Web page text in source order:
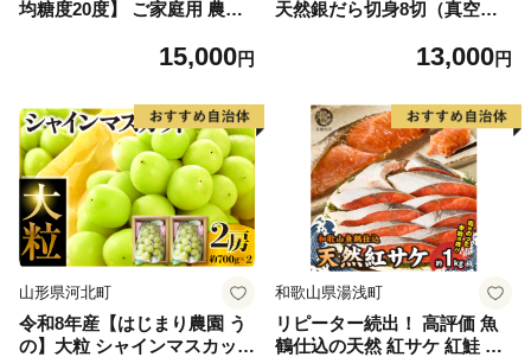
均糖度20度】 ご家庭用 農家
ット 2～3房 合計約1.2kg ブ
直送 】
15,000円
天然銀だら切身8切（真空パ
製法 良質な脂 ふっくら 柔ら
ぶ だし漬け 煮付け ムニエル
味噌漬け 鍋物 冷凍 湯浅町 送
料無料_G7334
13,000円
山形県河北町
令和8年産【はじまり農園 う
の】大粒 シャインマスカット
和歌山県湯浅町
リピーター続出！ 高評価 魚
鶴仕込の天然 紅サケ 紅鮭 鮭